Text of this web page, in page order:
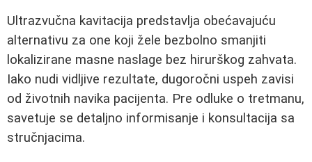
Ultrazvučna kavitacija predstavlja obećavajuću
alternativu za one koji žele bezbolno smanjiti
lokalizirane masne naslage bez hirurškog zahvata.
Iako nudi vidljive rezultate, dugoročni uspeh zavisi
od životnih navika pacijenta. Pre odluke o tretmanu,
savetuje se detaljno informisanje i konsultacija sa
stručnjacima.